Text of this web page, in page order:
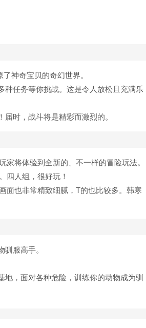
神奇宝贝的奇幻世界。
种任务等你挑战。这是令人放松且充满乐
时，战斗将是精彩而激烈的。
将体验到全新的、不一样的冒险玩法。
四人组，很好玩！
面也非常精致细腻，T的也比较多。韩寒
服高手。
，面对各种危险，训练你的动物成为驯